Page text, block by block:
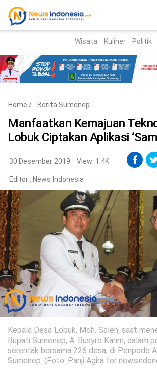
Parlemen
News Madura
Nasional
Peristiwa
Hukum Kriminal
Gaya Hidup
Kesehatan
Otomotif
Pendidikan Ilmiah
Teknologi
Wisata Kuliner Politik
Home / Berita Sumenep
Manfaatkan Kemajuan
Lobuk Ciptakan Aplikasi
30 Desember 2019 View: 1.4K
Editor : News Indonesia
Kepala Desa Lobuk, Moh. Saleh, saat
Bupati Sumenep, A. Busyro Karim, dalam
serentak bersama 226 desa, di Penpodo
Sumenep. (Foto: Panji Agira for